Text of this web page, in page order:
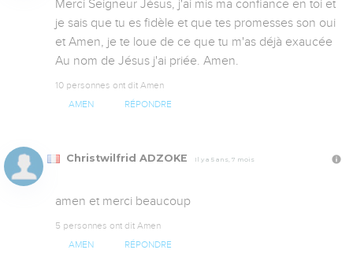
Merci Seigneur Jésus, j'ai mis ma confiance en toi et
je sais que tu es fidèle et que tes promesses son oui
et Amen, je te loue de ce que tu m'as déjà exaucée
Au nom de Jésus j'ai priée. Amen.
10 personnes ont dit Amen
AMEN RÉPONDRE
Christwilfrid ADZOKE Il y a 5 ans, 7 mois
amen et merci beaucoup
5 personnes ont dit Amen
AMEN RÉPONDRE